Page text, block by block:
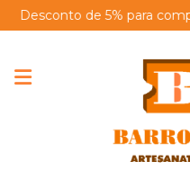
de 5% para compras